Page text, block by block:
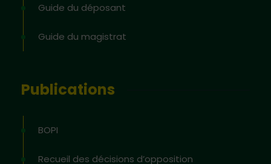
Guide du déposant
Guide du magistrat
Publications
BOPI
Recueil des décisions d’opposition